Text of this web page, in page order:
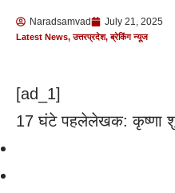
Naradsamvad July 21, 2025
Latest News,उत्तरप्रदेश,ब्रेकिंग न्यूज
[ad_1]
17 घंटे पहलेलेखक: कृष्णा